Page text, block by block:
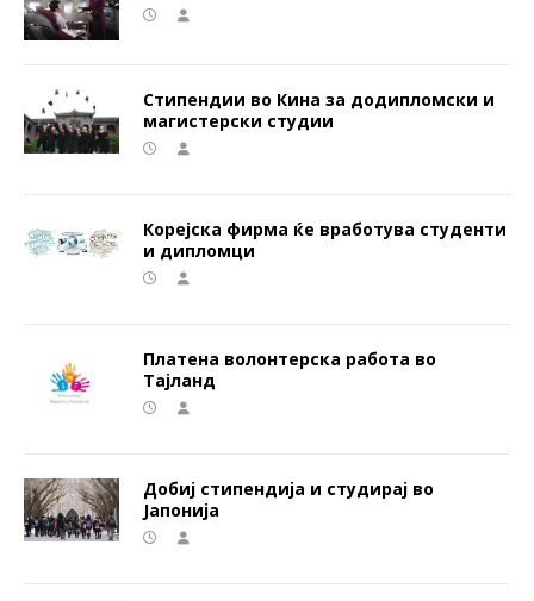
Стипендии во Кина за додипломски и
магистерски студии
Корејска фирма ќе вработува студенти
и дипломци
Платена волонтерска работа во
Тајланд
Добиј стипендија и студирај во
Јапонија